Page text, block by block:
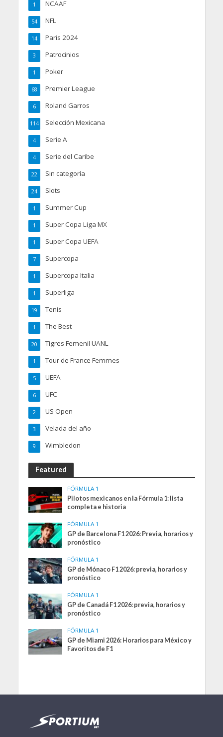
NCAAF
1
NFL
54
Paris 2024
14
Patrocinios
3
Poker
1
Premier League
68
Roland Garros
6
Selección Mexicana
114
Serie A
4
Serie del Caribe
4
Sin categoría
22
Slots
24
Summer Cup
1
Super Copa Liga MX
1
Super Copa UEFA
1
Supercopa
7
Supercopa Italia
1
Superliga
1
Tenis
19
The Best
1
Tigres Femenil UANL
20
Tour de France Femmes
1
UEFA
5
UFC
6
US Open
2
Velada del año
3
Wimbledon
9
Featured
FÓRMULA 1
Pilotos mexicanos en la Fórmula 1: lista
completa e historia
FÓRMULA 1
GP de Barcelona F1 2026: Previa, horarios y
pronóstico
FÓRMULA 1
GP de Mónaco F1 2026: previa, horarios y
pronóstico
FÓRMULA 1
GP de Canadá F1 2026: previa, horarios y
pronóstico
FÓRMULA 1
GP de Miami 2026: Horarios para México y
Favoritos de F1